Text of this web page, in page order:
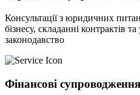
Консультації з юридичних
бізнесу, складанні контрактів
законодавство
Фінансові супроводження